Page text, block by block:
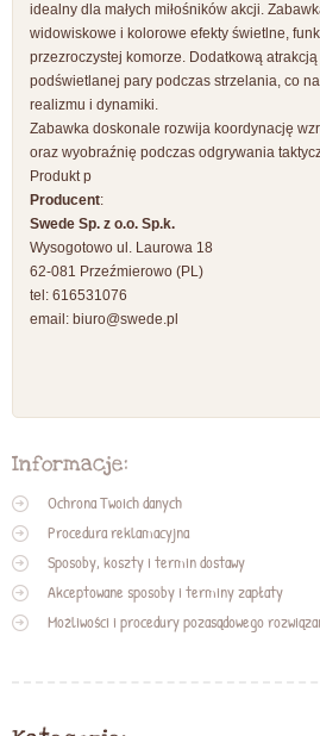
idealny dla małych miłośników akcji.
widowiskowe i kolorowe efekty świetlne,
przezroczystej komorze. Dodatkową
podświetlanej pary podczas strzelania, co
realizmu i dynamiki.
Zabawka doskonale rozwija koordynację
oraz wyobraźnię podczas odgrywania
Produkt p
Producent:
Swede Sp. z o.o. Sp.k.
Wysogotowo ul. Laurowa 18
62-081 Przeźmierowo (PL)
tel: 616531076
email: biuro@swede.pl
Informacje:
Ochrona Twoich danych
Procedura reklamacyjna
Sposoby, koszty i termin dostawy
Akceptowane sposoby i terminy zapłaty
Możliwości i procedury pozasądowego